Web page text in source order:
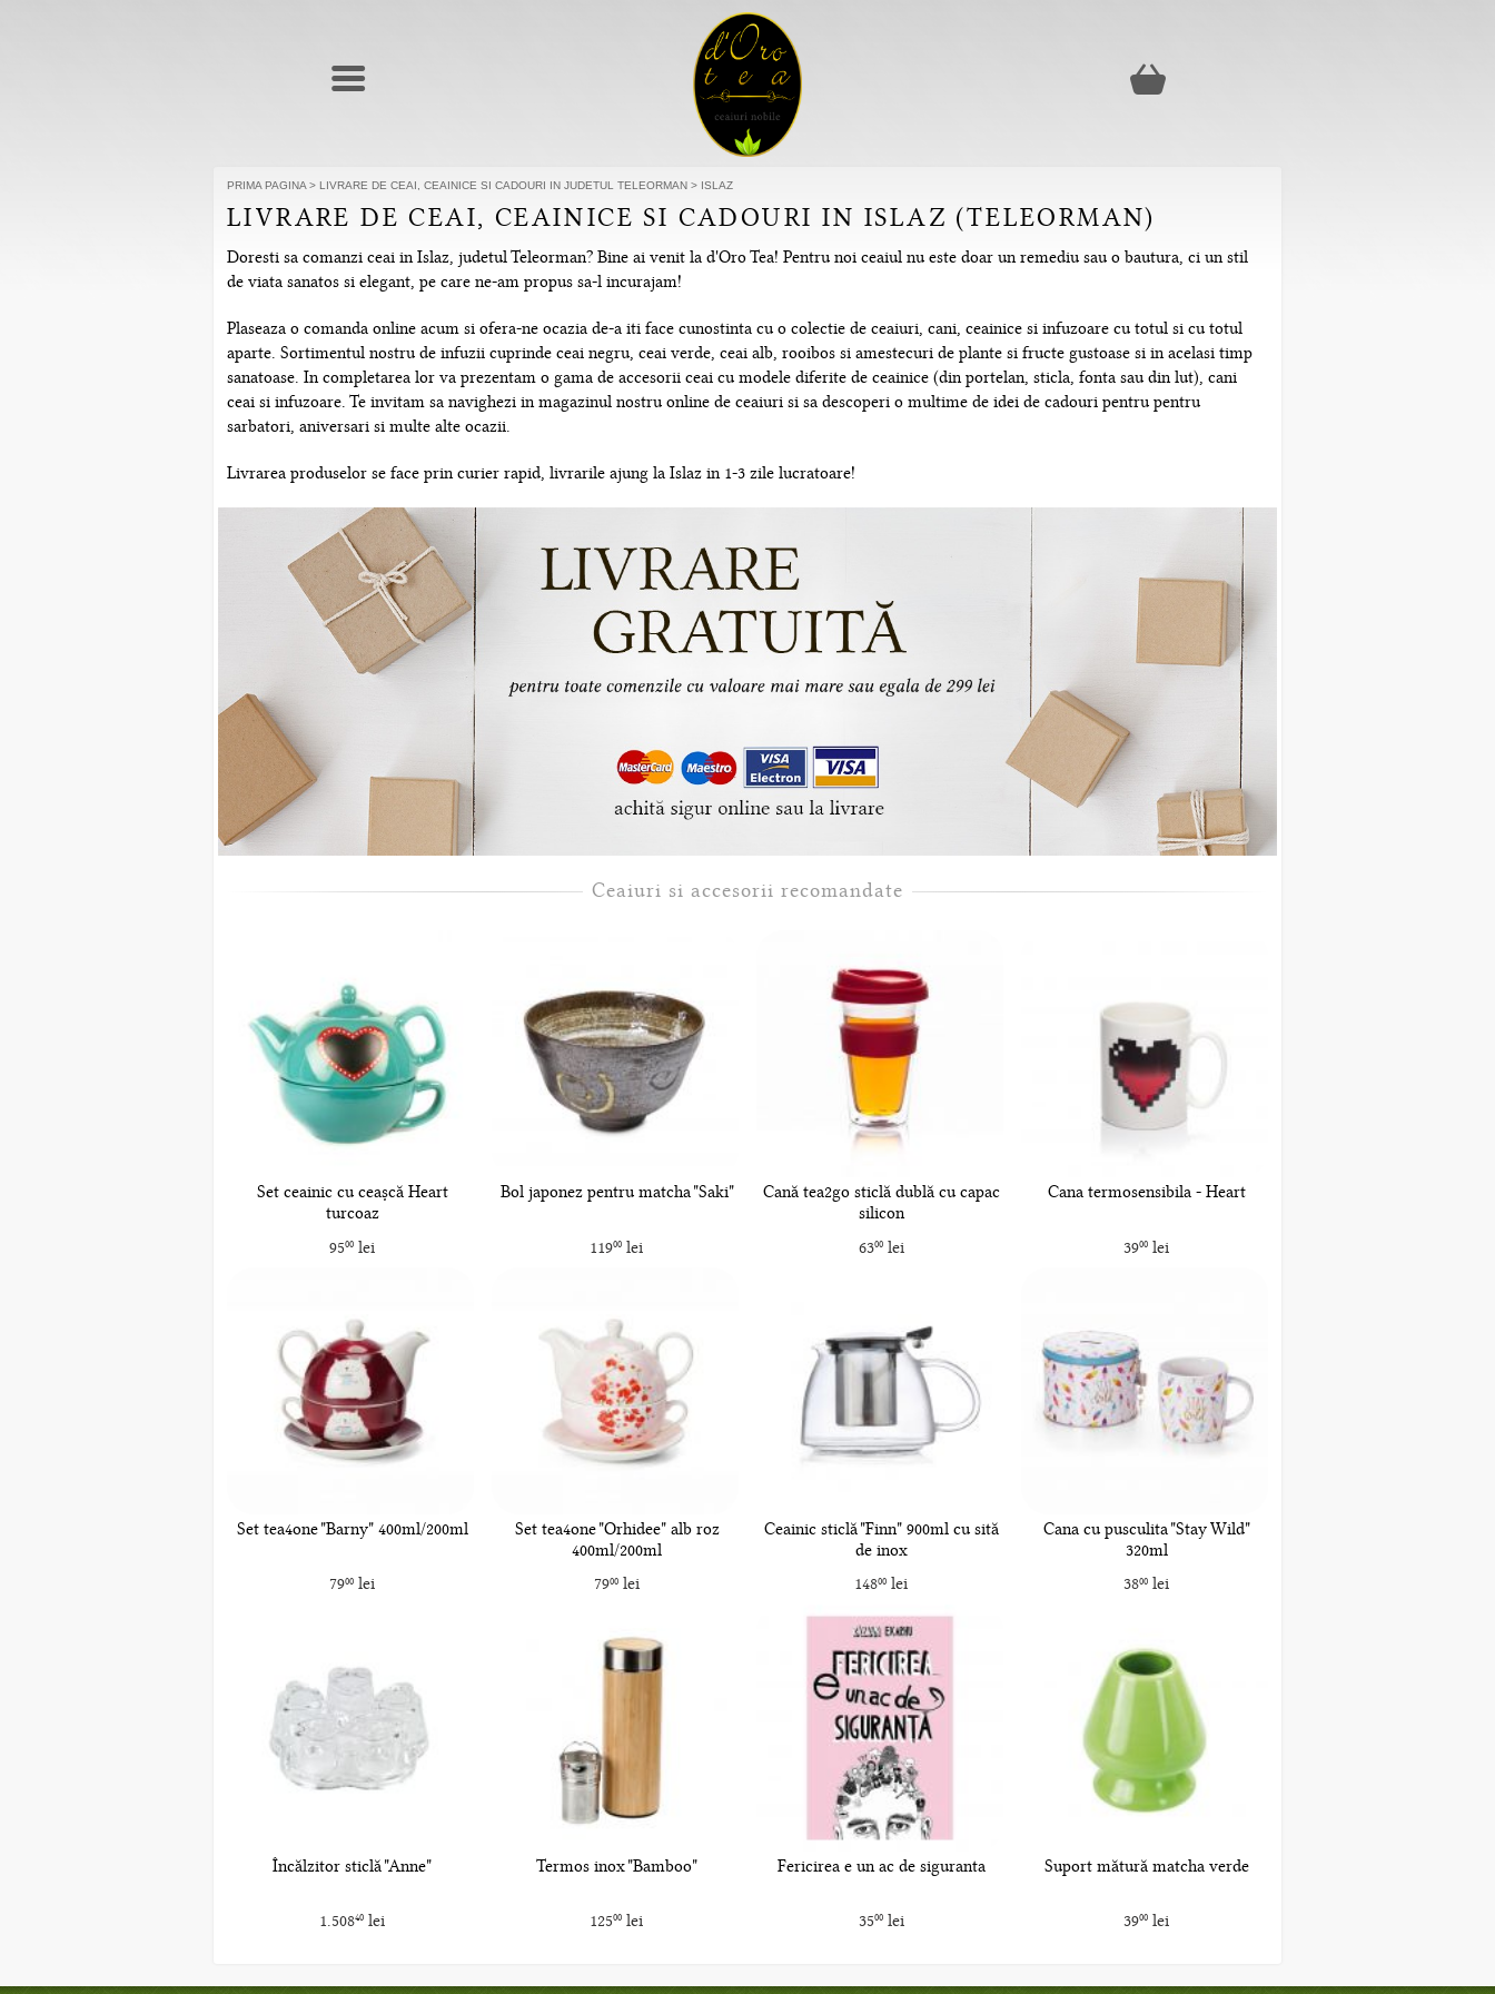
PRIMA PAGINA > LIVRARE DE CEAI, CEAINICE SI CADOURI IN JUDETUL TELEORMAN > ISLAZ
LIVRARE DE CEAI, CEAINICE SI CADOURI IN ISLAZ (TELEORMAN)
Doresti sa comanzi ceai in Islaz, judetul Teleorman? Bine ai venit la d'Oro Tea! Pentru noi ceaiul nu este doar un remediu sau o bautura, ci un stil
de viata sanatos si elegant, pe care ne-am propus sa-l incurajam!
Plaseaza o comanda online acum si ofera-ne ocazia de-a iti face cunostinta cu o colectie de ceaiuri, cani, ceainice si infuzoare cu totul si cu totul
aparte. Sortimentul nostru de infuzii cuprinde ceai negru, ceai verde, ceai alb, rooibos si amestecuri de plante si fructe gustoase si in acelasi timp
sanatoase. In completarea lor va prezentam o gama de accesorii ceai cu modele diferite de ceainice (din portelan, sticla, fonta sau din lut), cani
ceai si infuzoare. Te invitam sa navighezi in magazinul nostru online de ceaiuri si sa descoperi o multime de idei de cadouri pentru pentru
sarbatori, aniversari si multe alte ocazii.
Livrarea produselor se face prin curier rapid, livrarile ajung la Islaz in 1-3 zile lucratoare!
Ceaiuri si accesorii recomandate
Set ceainic cu ceașcă Heart
turcoaz
9500lei
Bol japonez pentru matcha "Saki"
11900 lei
Cană tea2go sticlă dublă cu capac
silicon
6300lei
Cana termosensibila - Heart
3900lei
Set tea4one "Barny" 400ml/200ml
7900lei
Set tea4one "Orhidee" alb roz
400ml/200ml
7900lei
Ceainic sticlă "Finn" 900ml cu sită
de inox
14800 lei
Cana cu pusculita "Stay Wild"
320ml
3800lei
Încălzitor sticlă "Anne"
1.50840lei
Termos inox "Bamboo"
12500 lei
Fericirea e un ac de siguranta
3500lei
Suport mătură matcha verde
3900lei